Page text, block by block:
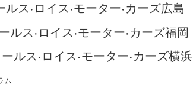
ス•ロイス•モーター•カーズ広島
ルス•ロイス•モーター•カーズ福岡
ルス•ロイス•モーター•カーズ横浜
ム